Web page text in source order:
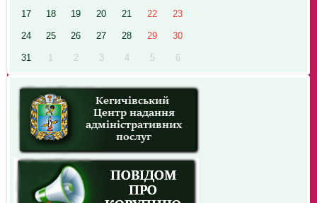
17 18 19 20 21 22 23
24 25 26 27 28 29 30
31 1 2 3 4 5 6